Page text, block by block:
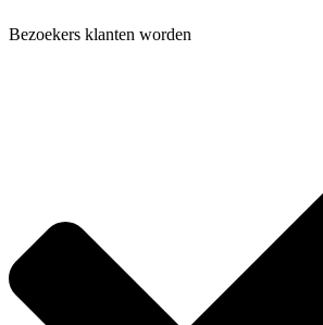
Bezoekers klanten worden